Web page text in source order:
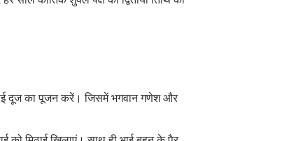
दूज का पूजन करें। जिसमें भगवान गणेश और